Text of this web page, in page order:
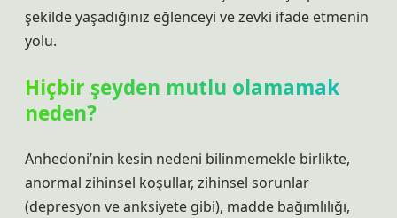
şekilde yaşadığınız eğlenceyi ve zevki ifade etmenin
yolu.
Hiçbir şeyden mutlu olamamak
neden?
Anhedoni’nin kesin nedeni bilinmemekle birlikte,
anormal zihinsel koşullar, zihinsel sorunlar
(depresyon ve anksiyete gibi), madde bağımlılığı,